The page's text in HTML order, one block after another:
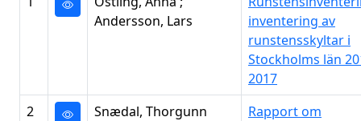
Andersson, Lars
inventering av
runstensskyltar i
Stockholms län
2017
2
Snædal, Thorgunn
Rapport om